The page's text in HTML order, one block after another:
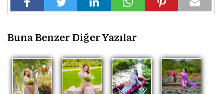
Buna Benzer Diğer Yazılar